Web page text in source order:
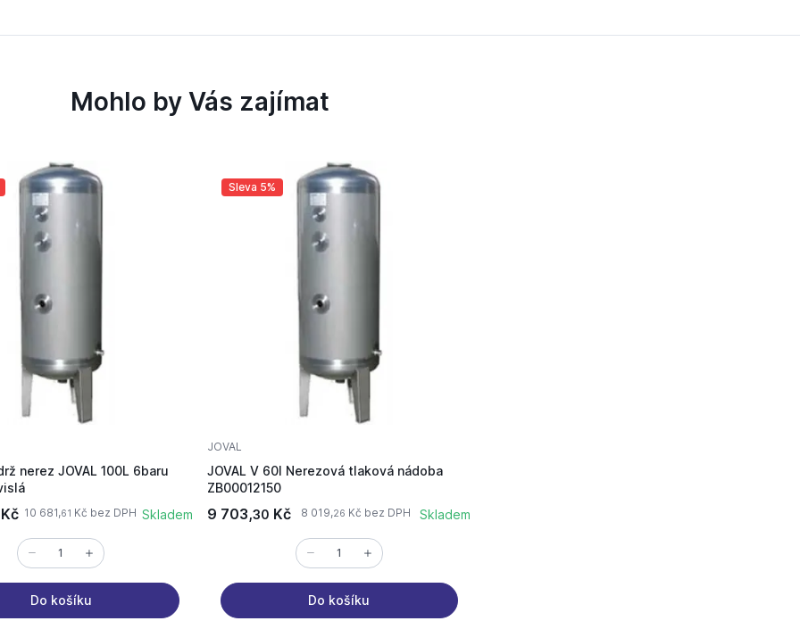
Mohlo by Vás zajímat
nerez JOVAL 100L 6baru
Kč 10 681,61 Kč bez DPH Skladem
Do košíku
Sleva 5%
JOVAL
JOVAL V 60l Nerezová tlaková nádoba
ZB00012150
9 703,30 Kč 8 019,26 Kč bez DPH Skladem
Do košíku